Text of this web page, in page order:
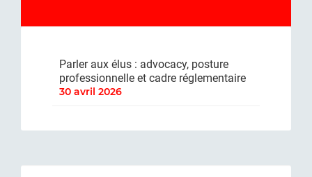
Parler aux élus : advocacy, posture
professionnelle et cadre réglementaire
30 avril 2026